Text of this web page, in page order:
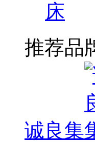
床
推荐品
诚良集